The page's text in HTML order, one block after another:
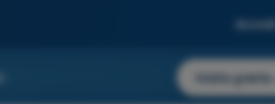
Accedi
Inizia gratis